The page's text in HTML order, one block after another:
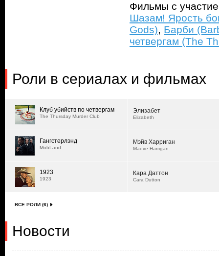
Фильмы с
Шазам! Ярость
Gods), Барби
четвергам (The
Роли в сериалах и фильмах
Клуб убийств по четвергам
The Thursday Murder Club
Элизабет
Elizabeth
Гангстерлэнд
MobLand
Мэйв Харриган
Maeve Harrigan
1923
1923
Кара Даттон
Cara Dutton
ВСЕ РОЛИ (6)
Новости